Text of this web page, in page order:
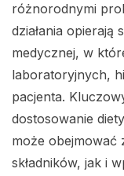
różnorodnymi
działania opierają
medycznej, w
laboratoryjnych,
pacjenta.
dostosowanie
może obejmować
składników, jak i